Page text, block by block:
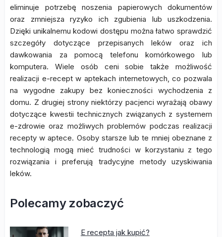
eliminuje potrzebę noszenia papierowych dokumentów
oraz zmniejsza ryzyko ich zgubienia lub uszkodzenia.
Dzięki unikalnemu kodowi dostępu można łatwo sprawdzić
szczegóły dotyczące przepisanych leków oraz ich
dawkowania za pomocą telefonu komórkowego lub
komputera. Wiele osób ceni sobie także możliwość
realizacji e-recept w aptekach internetowych, co pozwala
na wygodne zakupy bez konieczności wychodzenia z
domu. Z drugiej strony niektórzy pacjenci wyrażają obawy
dotyczące kwestii technicznych związanych z systemem
e-zdrowie oraz możliwych problemów podczas realizacji
recepty w aptece. Osoby starsze lub te mniej obeznane z
technologią mogą mieć trudności w korzystaniu z tego
rozwiązania i preferują tradycyjne metody uzyskiwania
leków.
Polecamy zobaczyć
E recepta jak kupić?